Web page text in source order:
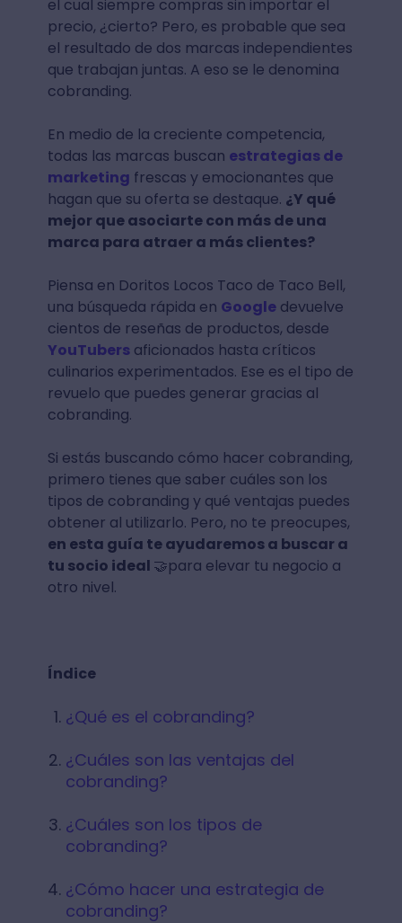
el cual siempre compras sin importar el
precio, ¿cierto? Pero, es probable que sea
el resultado de dos marcas independientes
que trabajan juntas. A eso se le denomina
cobranding.
En medio de la creciente competencia,
todas las marcas buscan estrategias de
marketing frescas y emocionantes que
hagan que su oferta se destaque. ¿Y qué
mejor que asociarte con más de una
marca para atraer a más clientes?
Piensa en Doritos Locos Taco de Taco Bell,
una búsqueda rápida en Googledevuelve
cientos de reseñas de productos, desde
YouTubersaficionados hasta críticos
culinarios experimentados. Ese es el tipo de
revuelo que puedes generar gracias al
cobranding.
Si estás buscando cómo hacer cobranding,
primero tienes que saber cuáles son los
tipos de cobranding y qué ventajas puedes
obtener al utilizarlo. Pero, no te preocupes,
en esta guía te ayudaremos a buscar a
tu socio ideal 🤝para elevar tu negocio a
otro nivel.
Índice
¿Qué es el cobranding?
¿Cuáles son las ventajas del
cobranding?
¿Cuáles son los tipos de
cobranding?
¿Cómo hacer una estrategia de
cobranding?